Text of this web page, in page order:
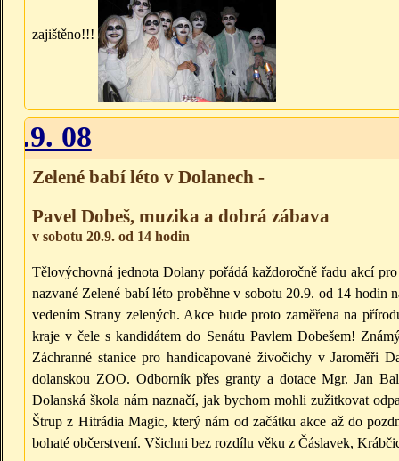
zajištěno!!!
08
Zelené babí léto v Dolanech -
Pavel Dobeš, muzika a dobrá zábava
v sobotu 20.9. od 14 hodin
Tělovýchovná jednota Dolany pořádá každoročně řadu akcí
nazvané Zelené babí léto proběhne v sobotu 20.9. od 14 hodin
vedením Strany zelených. Akce bude proto zaměřena na
kraje v čele s kandidátem do Senátu Pavlem Dobešem!
Záchranné stanice pro handicapované živočichy v Jaroměři
dolanskou ZOO. Odborník přes granty a dotace Mgr. Jan
Dolanská škola nám naznačí, jak bychom mohli zužitkovat
Štrup z Hitrádia Magic, který nám od začátku akce až do
bohaté občerstvení. Všichni bez rozdílu věku z Čáslavek,